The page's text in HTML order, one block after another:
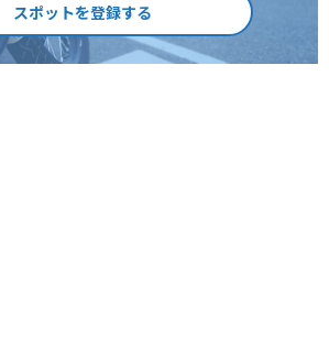
スポットを登録する